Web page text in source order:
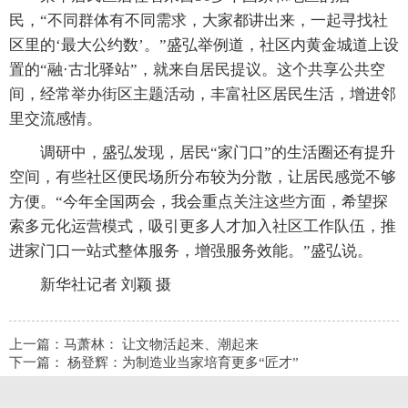
民，“不同群体有不同需求，大家都讲出来，一起寻找社
区里的‘最大公约数’。”盛弘举例道，社区内黄金城道上设
置的“融·古北驿站”，就来自居民提议。这个共享公共空
间，经常举办街区主题活动，丰富社区居民生活，增进邻
里交流感情。
调研中，盛弘发现，居民“家门口”的生活圈还有提升
空间，有些社区便民场所分布较为分散，让居民感觉不够
方便。“今年全国两会，我会重点关注这些方面，希望探
索多元化运营模式，吸引更多人才加入社区工作队伍，推
进家门口一站式整体服务，增强服务效能。”盛弘说。
新华社记者 刘颖 摄
上一篇： 马萧林： 让文物活起来、潮起来
下一篇： 杨登辉：为制造业当家培育更多“匠才”